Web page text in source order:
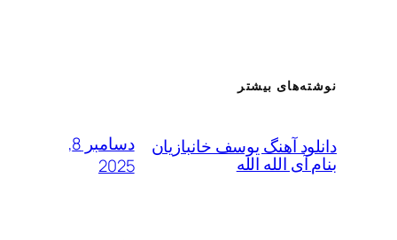
بیشتر
آهنگ یوسف خانبازیان
آی الله الله